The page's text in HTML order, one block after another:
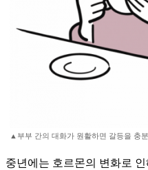
▲부부 간의 대화가 원활하면 갈등을 충
중년에는 호르몬의 변화로